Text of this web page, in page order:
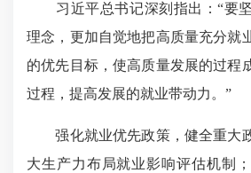
习近平总书记深刻指出：“要坚
理念，更加自觉地把高质量充分就
的优先目标，使高质量发展的过程
过程，提高发展的就业带动力。”
强化就业优先政策，健全重大
大生产力布局就业影响评估机制